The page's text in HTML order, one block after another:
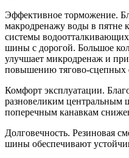
Эффективное торможение.
макродренажу воды в пятне
системы
шины с дорогой. Большое
улучшает микродренаж и
повышению тягово-сцепных
Комфорт эксплуатации.
разновеликим центральным
поперечным канавкам
Долговечность. Резиновая
шины обеспечивают